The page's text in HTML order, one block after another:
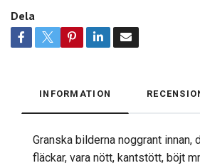
Dela
INFORMATION
Granska bilderna noggrant innan,
fläckar, vara nött, kantstött, böjt